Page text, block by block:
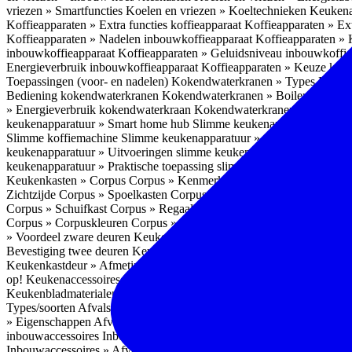
vriezen » Smartfuncties Koelen en vriezen » Koeltechnieken
Koffieapparaten » Extra functies koffieapparaat Koffieapparaten »
Koffieapparaten » Nadelen inbouwkoffieapparaat Koffieapparaten »
inbouwkoffieapparaat Koffieapparaten » Geluidsniveau
Energieverbruik inbouwkoffieapparaat Koffieapparaten » Keuze
Toepassingen (voor- en nadelen) Kokendwaterkranen » Types
Bediening kokendwaterkranen Kokendwaterkranen » Boilers
» Energieverbruik kokendwaterkraan Kokendwaterkranen »
keukenapparatuur » Smart home hub Slimme keukenapparatuur »
Slimme koffiemachine Slimme keukenapparatuur » Slimme stekker
keukenapparatuur » Uitvoeringen slimme keukenapparatuur
keukenapparatuur » Praktische toepassing slimme keukenapparatuur
Keukenkasten » Corpus Corpus » Kenmerken
Zichtzijde Corpus » Spoelkasten Corpus » Soorten keukenkasten
Corpus » Schuifkast Corpus » Regaalkast
Corpus » Corpuskleuren Corpus » Corpus in kleur
» Voordeel zware deuren Keukenkasten » Kastindeling
Bevestiging twee deuren Keukenkastdeur » Vaatwasserdeur
Keukenkastdeur » Afmetingen
op! KeukenaccessoiresKeukenaccessoires » Achterwanden
Keukenbladmaterialen als achterwand
Types/soorten Afvalsystemen » Installatie
» Eigenschappen Afvalsystemen » Inhoud
inbouwaccessoires Inbouwaccessoires » Bestek- en ladeindelingen